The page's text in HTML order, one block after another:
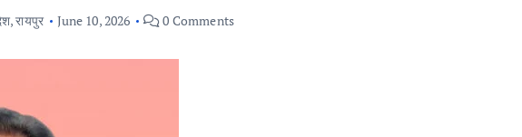
,रायपुर June 10, 2026 0 Comments